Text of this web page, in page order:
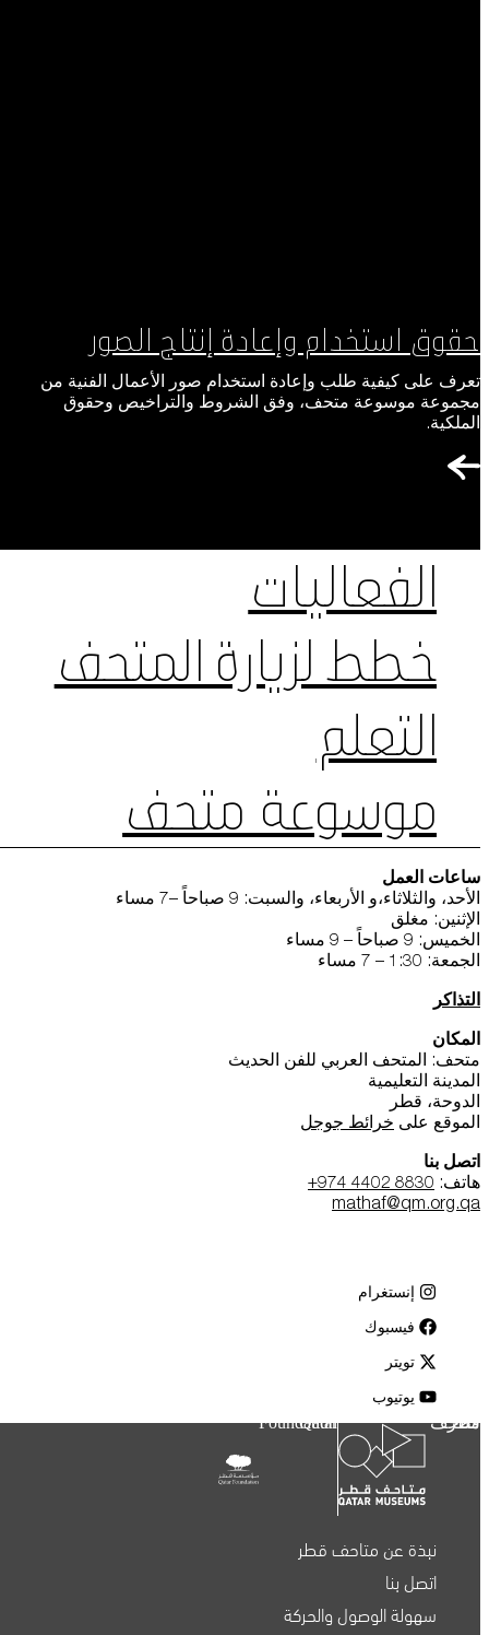
حقوق استخدام وإعادة إنتاج الصور
تعرف على كيفية طلب وإعادة استخدام صور الأعمال الفنية من
مجموعة موسوعة متحف، وفق الشروط والتراخيص وحقوق
الملكية.
الفعاليات
خطط لزيارة المتحف
التعلم
موسوعة متحف
ساعات العمل
الأحد، والثلاثاء،و الأربعاء، والسبت: 9 صباحاً –7 مساء
الإثنين: مغلق
الخميس: 9 صباحاً – 9 مساء
الجمعة: 1:30 – 7 مساء
التذاكر
المكان
متحف: المتحف العربي للفن الحديث
المدينة التعليمية
الدوحة، قطر
الموقع على خرائط جوجل
اتصل بنا
هاتف: +974 4402 8830
mathaf@qm.org.qa
إنستغرام
فيسبوك
تويتر
يوتيوب
متاحف قطر Qatar Foundation
نبذة عن متاحف قطر
اتصل بنا
سهولة الوصول والحركة